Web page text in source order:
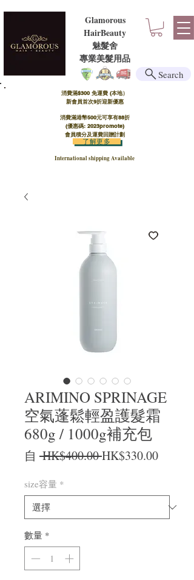
Glamorous
HairBeauty
魅髮舍
​​專業美髮用品
消費滿$300 免運費 (本地）​
新會員首次9折迎新優惠
消費滿港幣500元可享有88折
(優惠碼: 2023promote)
會員積分及運費回贈計劃
International shipping Available
了解更多
Search
ARIMINO SPRINAGE
空氣蓬鬆輕盈護髮霜
680g / 1000g補充包
自 HK$400.00 一般價格
HK$330.00促銷價
size容量 *
數量 *